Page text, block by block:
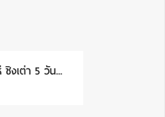
ชิงเต่า 5 วัน...